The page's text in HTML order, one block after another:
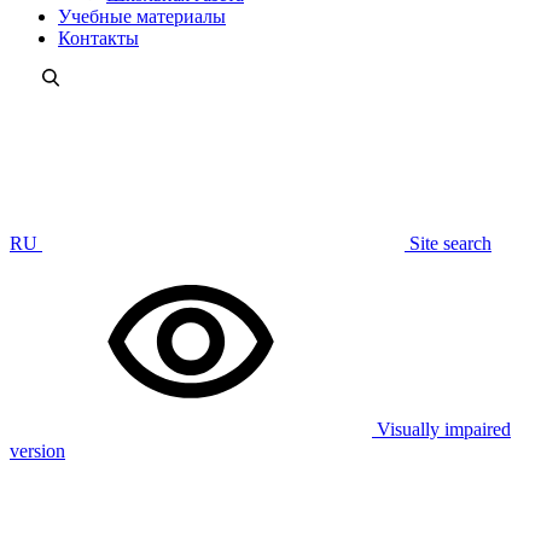
Учебные материалы
Контакты
RU Site search
Visually impaired
version